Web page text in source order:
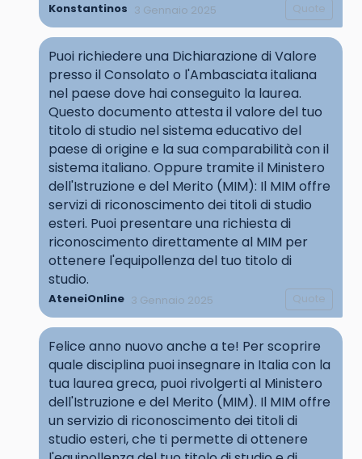
Konstantinos 3 Gennaio 2025 Quote
Puoi richiedere una Dichiarazione di Valore
presso il Consolato o l'Ambasciata italiana
nel paese dove hai conseguito la laurea.
Questo documento attesta il valore del tuo
titolo di studio nel sistema educativo del
paese di origine e la sua comparabilità con il
sistema italiano. Oppure tramite il Ministero
dell'Istruzione e del Merito (MIM): Il MIM offre
servizi di riconoscimento dei titoli di studio
esteri. Puoi presentare una richiesta di
riconoscimento direttamente al MIM per
ottenere l'equipollenza del tuo titolo di
studio.
AteneiOnline 3 Gennaio 2025 Quote
Felice anno nuovo anche a te! Per scoprire
quale disciplina puoi insegnare in Italia con la
tua laurea greca, puoi rivolgerti al Ministero
dell'Istruzione e del Merito (MIM). Il MIM offre
un servizio di riconoscimento dei titoli di
studio esteri, che ti permette di ottenere